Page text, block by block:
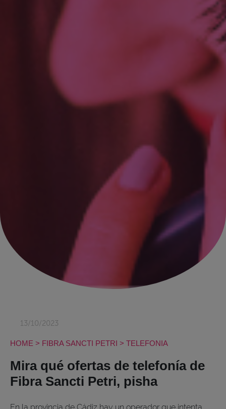
13/10/2023
HOME > FIBRA SANCTI PETRI > TELEFONIA
Mira qué ofertas de telefonía de
Fibra Sancti Petri, pisha